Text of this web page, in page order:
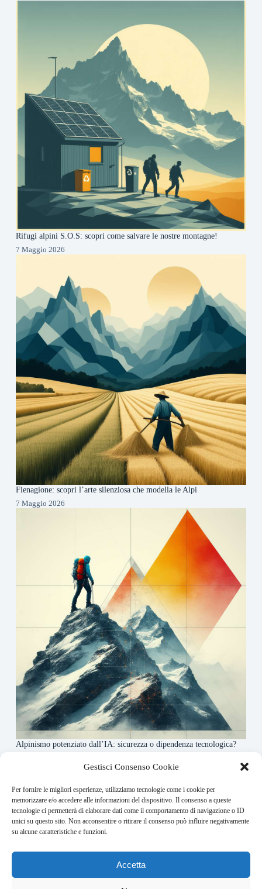
Gestisci Consenso Cookie
Per fornire le migliori esperienze, utilizziamo tecnologie come i cookie per
memorizzare e/o accedere alle informazioni del dispositivo. Il consenso a queste
tecnologie ci permetterà di elaborare dati come il comportamento di navigazione o ID
unici su questo sito. Non acconsentire o ritirare il consenso può influire negativamente
su alcune caratteristiche e funzioni.
Accetta
Rifugi alpini S.O.S: scopri come salvare le nostre montagne!
7 Maggio 2026
Fienagione: scopri l’arte silenziosa che modella le Alpi
7 Maggio 2026
Alpinismo potenziato dall’IA: sicurezza o dipendenza tecnologica?
About this website
Rivistadellamontagna.it ogni giorno trova per te le principali
notizie su montagna trekking e alpinismo da tutto il mondo.
Address:
VIA USODIMARE 3 - 37138 - VERONA (VR)